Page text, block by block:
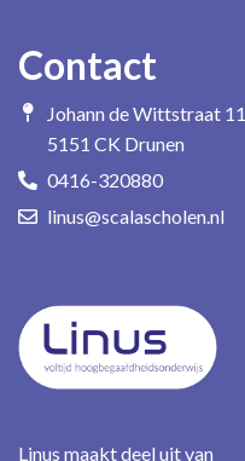
Contact
Johann de Wittstraat 11
5151 CK Drunen
0416-320880
linus@scalascholen.nl
Linus maakt deel uit van